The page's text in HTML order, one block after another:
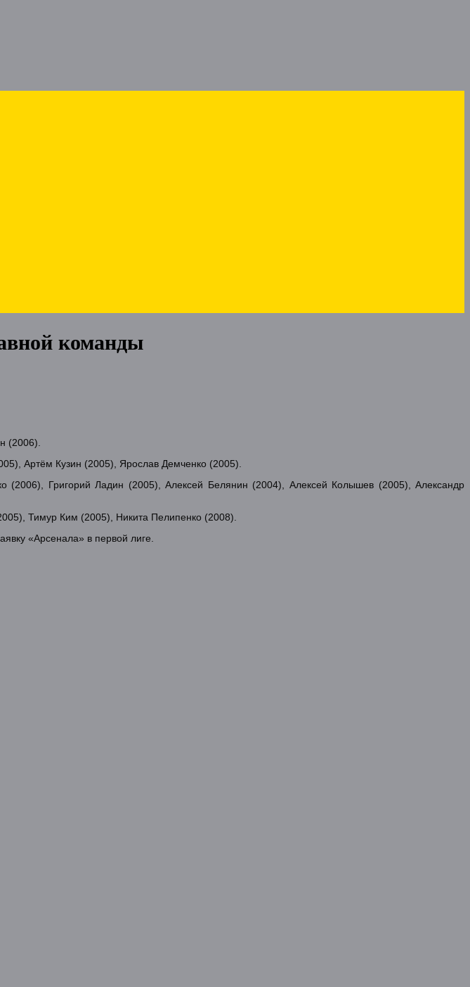
команды
(2006).
Артём Кузин (2005), Ярослав Демченко (2005).
Григорий Ладин (2005), Алексей Белянин (2004), Алексей Колышев (2005), Александр
Тимур Ким (2005), Никита Пелипенко (2008).
«Арсенала» в первой лиге.